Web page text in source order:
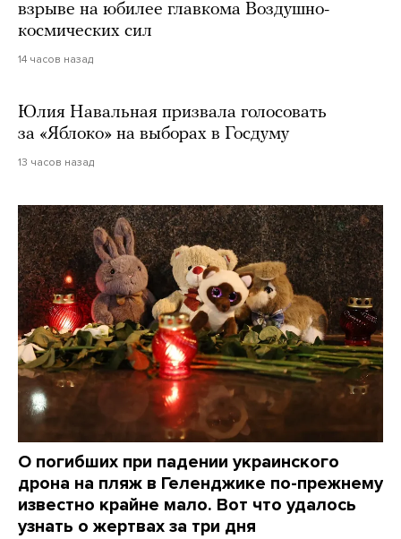
взрыве на юбилее главкома Воздушно-
космических сил
14 часов назад
Юлия Навальная призвала голосовать
за «Яблоко» на выборах в Госдуму
13 часов назад
О погибших при падении украинского
дрона на пляж в Геленджике по-прежнему
известно крайне мало. Вот что удалось
узнать о жертвах за три дня